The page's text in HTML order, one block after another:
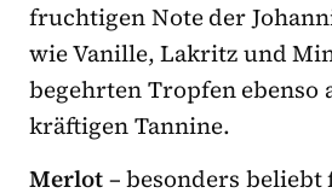
fruchtigen Note der
wie Vanille, Lakritz und
begehrten Tropfen ebenso
kräftigen Tannine.
Merlot– besonders